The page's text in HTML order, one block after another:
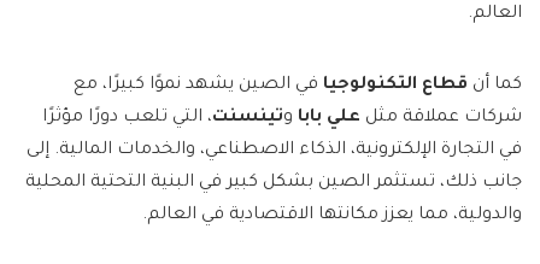
العالم.
كما أن قطاع التكنولوجيا في الصين يشهد نموًا كبيرًا، مع
شركات عملاقة مثل علي بابا وتينسنت، التي تلعب دورًا مؤثرًا
في التجارة الإلكترونية، الذكاء الاصطناعي، والخدمات المالية. إلى
جانب ذلك، تستثمر الصين بشكل كبير في البنية التحتية المحلية
والدولية، مما يعزز مكانتها الاقتصادية في العالم.